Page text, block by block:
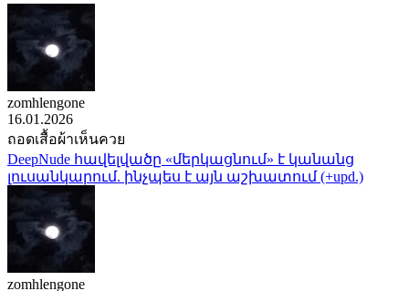
zomhlengone
16.01.2026
ถอดเสื้อผ้าเห็นควย
DeepNude հավելվածը «մերկացնում» է կանանց
լուսանկարում. ինչպես է այն աշխատում (+upd.)
zomhlengone